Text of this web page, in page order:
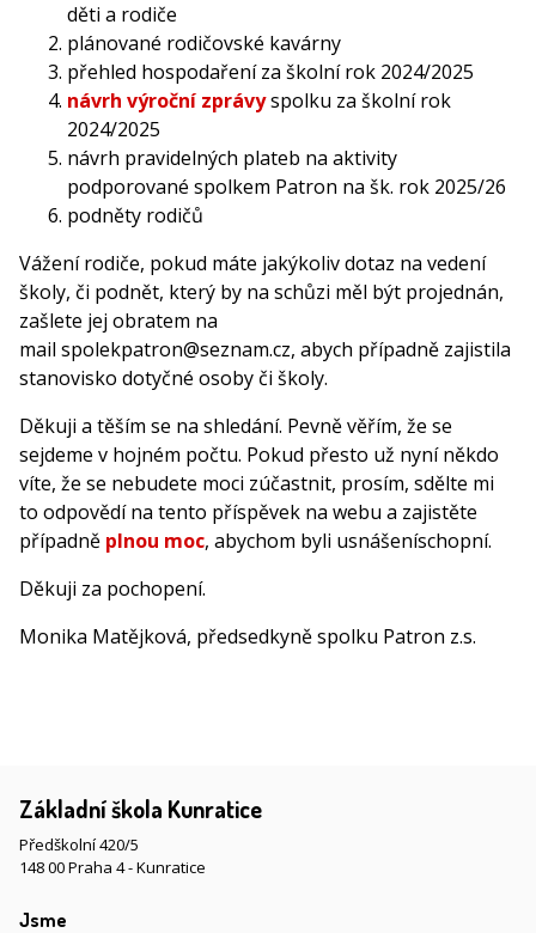
děti a rodiče
plánované rodičovské kavárny
přehled hospodaření za školní rok 2024/2025
návrh výroční zprávyspolku za školní rok
2024/2025
návrh pravidelných plateb na aktivity
podporované spolkem Patron na šk. rok 2025/26
podněty rodičů
Vážení rodiče, pokud máte jakýkoliv dotaz na vedení
školy, či podnět, který by na schůzi měl být projednán,
zašlete jej obratem na
mail spolekpatron@seznam.cz, abych případně zajistila
stanovisko dotyčné osoby či školy.
Děkuji a těším se na shledání. Pevně věřím, že se
sejdeme v hojném počtu. Pokud přesto už nyní někdo
víte, že se nebudete moci zúčastnit, prosím, sdělte mi
to odpovědí na tento příspěvek na webu a zajistěte
případně plnou moc, abychom byli usnášeníschopní.
Děkuji za pochopení.
Monika Matějková, předsedkyně spolku Patron z.s.
Základní škola Kunratice
Předškolní 420/5
148 00 Praha 4 - Kunratice
Jsme